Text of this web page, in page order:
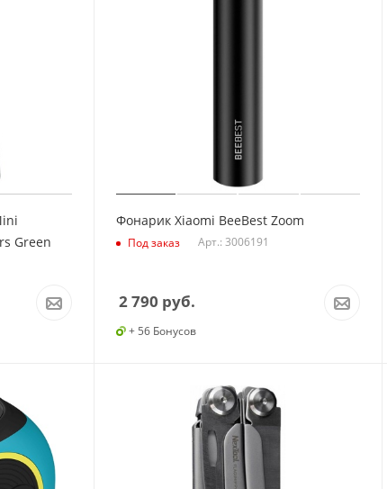
Green
Фонарик Xiaomi BeeBest Zoom
Под заказ Арт.: 3006191
2 790 руб.
+ 56 Бонусов